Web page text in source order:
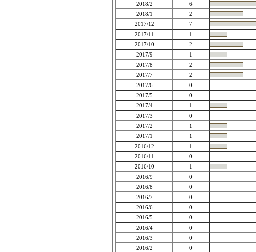
2018/2
6
2018/1
2
2017/12
7
2017/11
1
2017/10
2
2017/9
1
2017/8
2
2017/7
2
2017/6
0
2017/5
0
2017/4
1
2017/3
0
2017/2
1
2017/1
1
2016/12
1
2016/11
0
2016/10
1
2016/9
0
2016/8
0
2016/7
0
2016/6
0
2016/5
0
2016/4
0
2016/3
0
2016/2
0